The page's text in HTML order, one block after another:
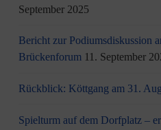
September 2025
Bericht zur Podiumsdiskussion
Brückenforum 11. September
Rückblick: Köttgang am 31.
Spielturm auf dem Dorfplatz –